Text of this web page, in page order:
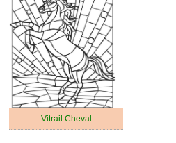
Vitrail Cheval